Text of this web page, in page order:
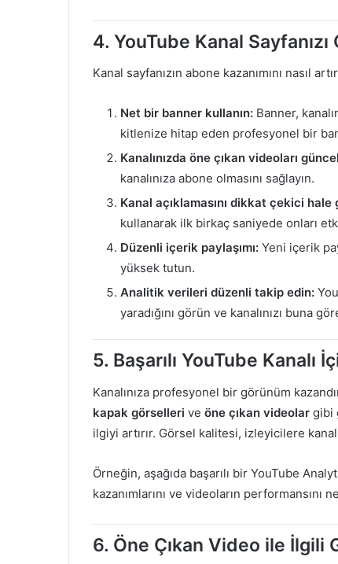
4. YouTube Kanal
Kanal sayfanızın abone kazanımını nasıl
Net bir banner kullanın: Banner,
kitlenize hitap eden profesyonel bir
Kanalınızda öne çıkan videoları
kanalınıza abone olmasını sağlayın.
Kanal açıklamasını dikkat çekici hale
kullanarak ilk birkaç saniyede onları
Düzenli içerik paylaşımı: Yeni içerik
yüksek tutun.
Analitik verileri düzenli takip edin:
yaradığını görün ve kanalınızı buna
5. Başarılı YouTube Kanalı
Kanalınıza profesyonel bir görünüm
kapak görselleri ve öne çıkan videolar gibi
ilgiyi artırır. Görsel kalitesi, izleyicilere
Örneğin, aşağıda başarılı bir YouTube
kazanımlarını ve videoların performansını
6. Öne Çıkan Video ile İlgili